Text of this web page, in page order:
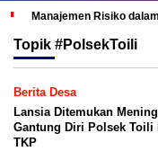
Manajemen Risiko
Topik #PolsekToili
Berita Desa
Lansia Ditemukan
Gantung Diri Polsek Toili
TKP